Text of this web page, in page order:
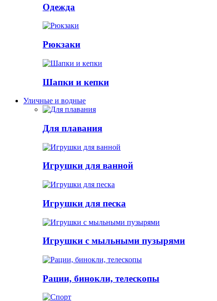
Одежда
Рюкзаки
Шапки и кепки
Уличные и водные
Для плавания
Игрушки для ванной
Игрушки для песка
Игрушки с мыльными пузырями
Рации, бинокли, телескопы